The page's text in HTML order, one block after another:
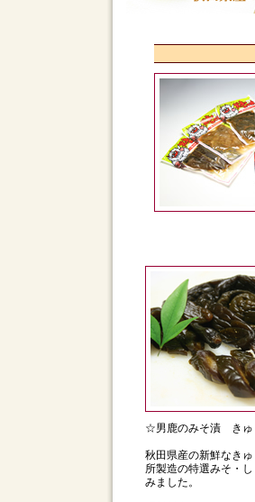
☆男鹿のみそ漬 きゅ
秋田県産の新鮮なき
所製造の特選みそ・
みました。